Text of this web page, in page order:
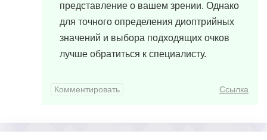
представление о вашем зрении. Однако
для точного определения диоптрийных
значений и выбора подходящих очков
лучше обратиться к специалисту.
Комментировать Ссылка